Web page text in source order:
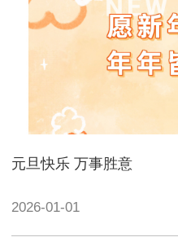
元旦快乐 万事胜意
2026-01-01